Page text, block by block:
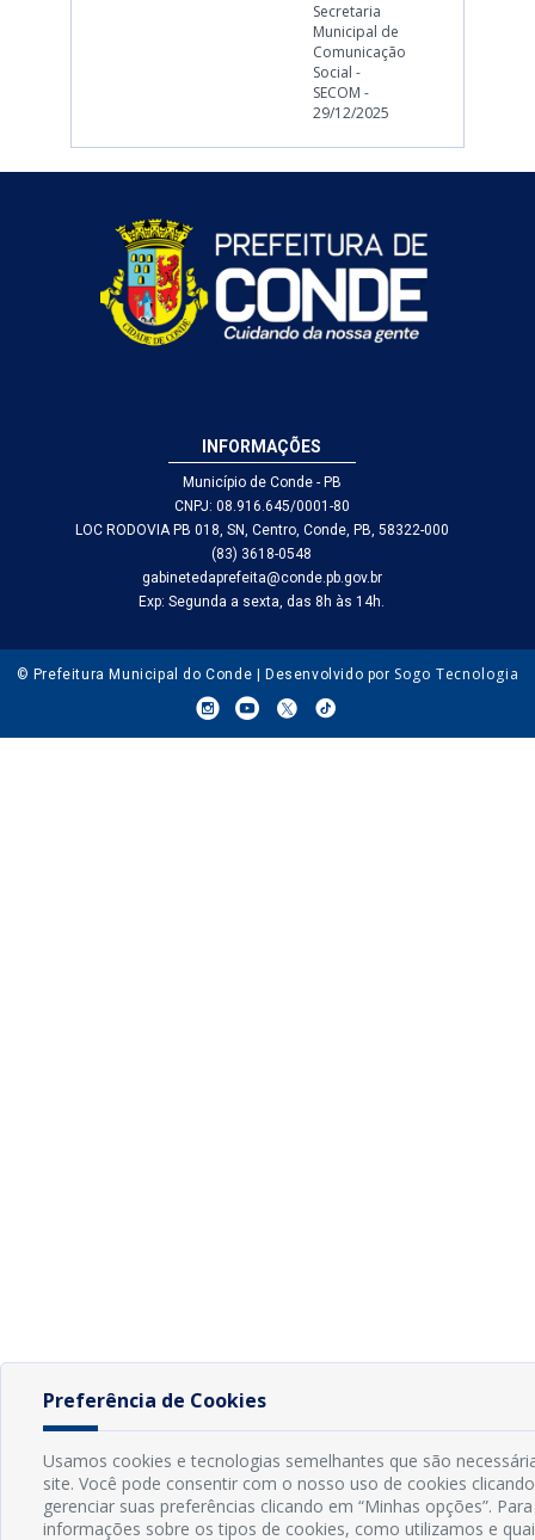
Secretaria
Municipal de
Comunicação
Social -
SECOM -
29/12/2025
INFORMAÇÕES
Município de Conde - PB
CNPJ: 08.916.645/0001-80
LOC RODOVIA PB 018, SN, Centro, Conde, PB, 58322-000
(83) 3618-0548
gabinetedaprefeita@conde.pb.gov.br
Exp: Segunda a sexta, das 8h às 14h.
© Prefeitura Municipal do Conde | Desenvolvido por Sogo Tecnologia
Preferência de Cookies
Usamos cookies e tecnologias semelhantes que são
site. Você pode consentir com o nosso uso de cookies
gerenciar suas preferências clicando em “Minhas opções”.
informações sobre os tipos de cookies, como utilizamos e